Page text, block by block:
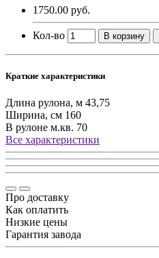
1750.00 руб.
Кол-во В корзину
Краткие характеристики
Длина рулона, м 43,75
Ширина, см 160
В рулоне м.кв. 70
Все характеристики
Про доставку
Как оплатить
Низкие цены
Гарантия завода